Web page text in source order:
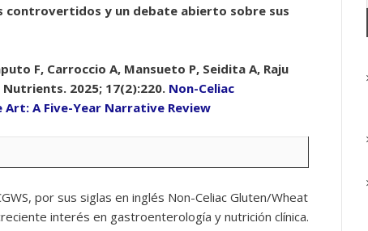
controvertidos y un debate abierto sobre sus
F, Carroccio A, Mansueto P, Seidita A, Raju
Nutrients. 2025; 17(2):220. Non-Celiac
A Five-Year Narrative Review
por sus siglas en inglés Non-Celiac Gluten/Wheat
interés en gastroenterología y nutrición clínica.